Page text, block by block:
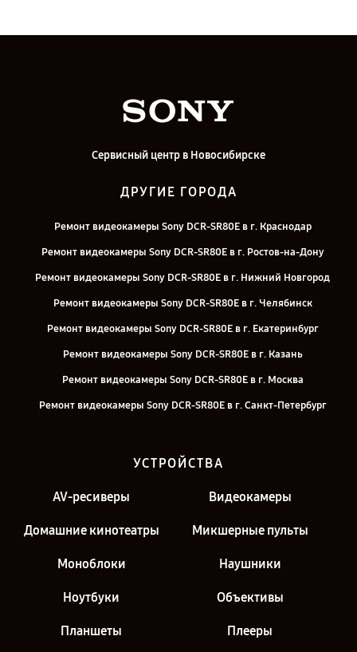
Сервисный центр в Новосибирске
ДРУГИЕ ГОРОДА
Ремонт видеокамеры Sony DCR-SR80E в г. Краснодар
Ремонт видеокамеры Sony DCR-SR80E в г. Ростов-на-Дону
Ремонт видеокамеры Sony DCR-SR80E в г. Нижний Новгород
Ремонт видеокамеры Sony DCR-SR80E в г. Челябинск
Ремонт видеокамеры Sony DCR-SR80E в г. Екатеринбург
Ремонт видеокамеры Sony DCR-SR80E в г. Казань
Ремонт видеокамеры Sony DCR-SR80E в г. Москва
Ремонт видеокамеры Sony DCR-SR80E в г. Санкт-Петербург
УСТРОЙСТВА
AV-ресиверы Видеокамеры
Домашние кинотеатры Микшерные пульты
Моноблоки Наушники
Ноутбуки Объективы
Планшеты Плееры